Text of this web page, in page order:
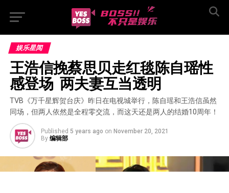
娱乐星闻
王浩信挽蔡思贝走红毯陈自瑶性
感登场  两夫妻互当透明
TVB《万千星辉贺台庆》昨日在电视城举行，陈自瑶和王浩信虽然
同场，但两人依然是全程零交流，而这天还是两人的结婚10周年！
Published 5 years ago on November 20, 2021
By 编辑部